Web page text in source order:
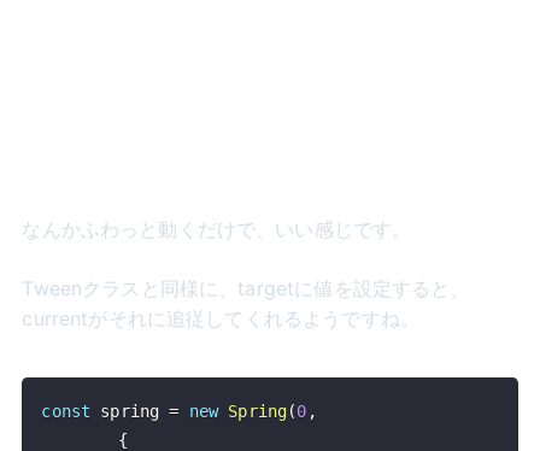
なんかふわっと動くだけで、いい感じです。
Tweenクラスと同様に、targetに値を設定すると、
currentがそれに追従してくれるようですね。
const spring = new Spring(0 ,
{